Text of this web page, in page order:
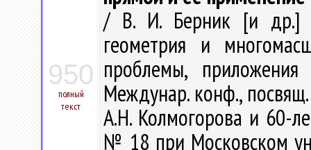
950
полный
текст
/ В. И. Берник [и др.] //
геометрия и
проблемы,
Междунар. конф.,
А.Н. Колмогорова и 60-
№ 18 при Московском